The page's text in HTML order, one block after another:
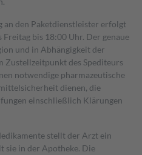
an den Paketdienstleister erfolgt
bis 18:00 Uhr. Der genaue
und in Abhängigkeit der
des Spediteurs
notwendige pharmazeutische
dienen, die
einschließlich Klärungen
stellt der Arzt ein
sie in der Apotheke. Die